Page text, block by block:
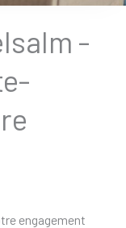
-
engagement